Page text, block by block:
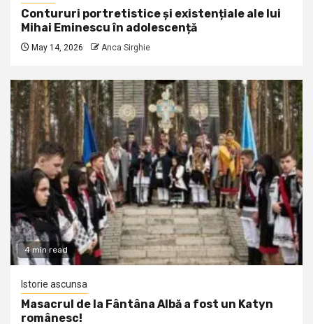
Contururi portretistice și existențiale ale lui
Mihai Eminescu în adolescență
May 14, 2026 Anca Sirghie
4 min read
Istorie ascunsa
Masacrul de la Fântâna Albă a fost un Katyn
românesc!